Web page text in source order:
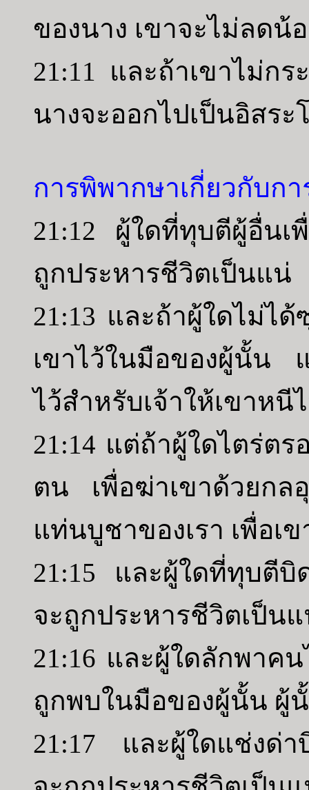
ของนาง เขาจะไม่ลดน้
21:11 และถ้าเขาไม่ก
นางจะออกไปเป็นอิสระ
การพิพากษาเกี่ยวกับก
21:12 ผู้ใดที่ทุบตีผู้อื่นเ
ถูกประหารชีวิตเป็นแน่
21:13 และถ้าผู้ใดไม่ไ
เขาไว้ในมือของผู้นั้น
ไว้สำหรับเจ้าให้เขาหนี
21:14 แต่ถ้าผู้ใดไตร่ต
ตน เพื่อฆ่าเขาด้วยกล
แท่นบูชาของเรา เพื่อเ
21:15 และผู้ใดที่ทุบตี
จะถูกประหารชีวิตเป็น
21:16 และผู้ใดลักพาค
ถูกพบในมือของผู้นั้น ผู้
21:17 และผู้ใดแช่งด่า